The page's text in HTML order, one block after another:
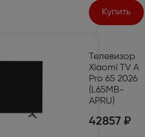
Купить
Телевизор
Xiaomi TV A
Pro 65 2026
(L65MB-
APRU)
42857 ₽